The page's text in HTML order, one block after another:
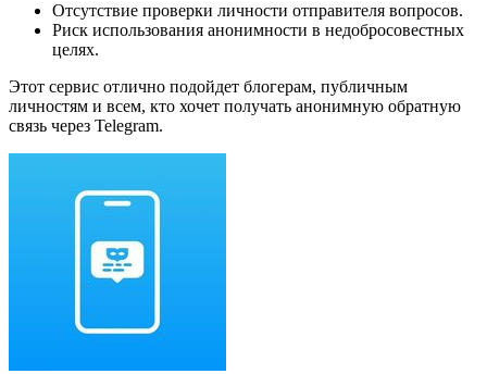
Отсутствие проверки личности отправителя вопросов.
Риск использования анонимности в недобросовестных
целях.
Этот сервис отлично подойдет блогерам, публичным
личностям и всем, кто хочет получать анонимную обратную
связь через Telegram.